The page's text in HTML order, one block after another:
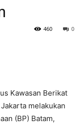
0
460
Kawasan Berikat
melakukan
(BP) Batam,